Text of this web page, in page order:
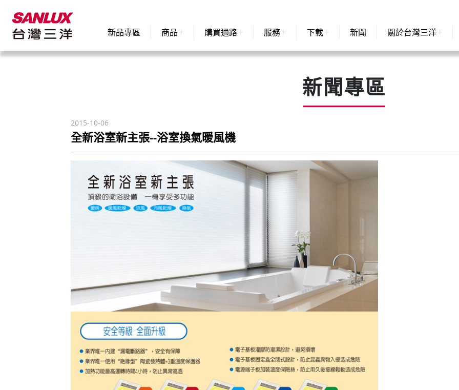
新品專區 商品 購買通路 服務 下載 新聞 關於台灣三洋
新聞專區
2015-10-06
全新浴室新主張--浴室換氣暖風機